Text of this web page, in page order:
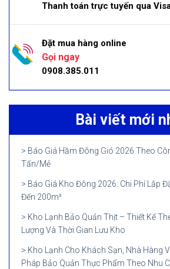
Thanh toán trực tuyến qua
Đặt mua hàng online
Gọi ngay
0908.385.011
Bài viết mới
Báo Giá Hầm Đông Gió 2026 Theo
Tấn/Mẻ
Báo Giá Kho Đông 2026: Chi Phí Lắp
Đến 200m³
Kho Lạnh Bảo Quản Thịt – Thiết Kế
Lượng Và Thời Gian Lưu Kho
Kho Lạnh Cho Khách Sạn, Nhà Hàng
Pháp Bảo Quản Thực Phẩm Theo Nhu